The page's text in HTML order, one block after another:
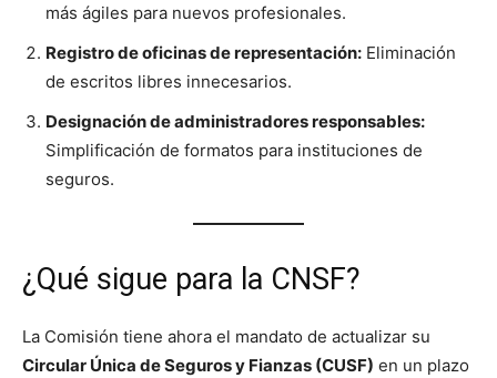
más ágiles para nuevos profesionales.
Registro de oficinas de representación: Eliminación
de escritos libres innecesarios.
Designación de administradores responsables:
Simplificación de formatos para instituciones de
seguros.
¿Qué sigue para la CNSF?
La Comisión tiene ahora el mandato de actualizar su
Circular Única de Seguros y Fianzas (CUSF) en un plazo